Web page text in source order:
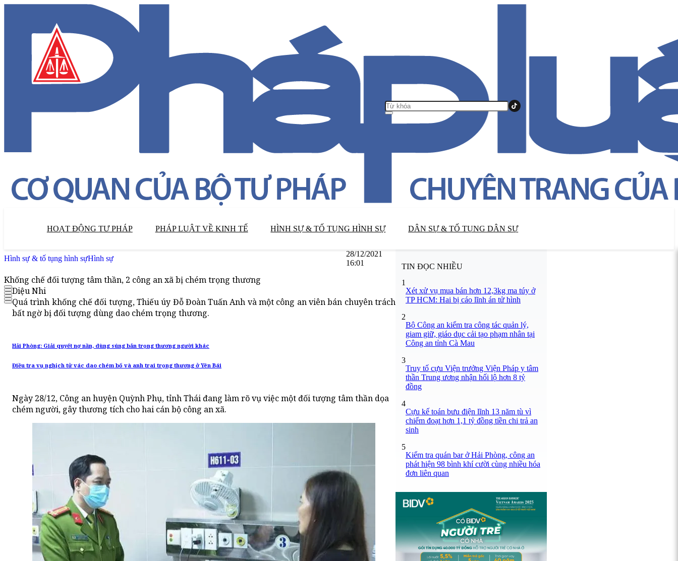
HOẠT ĐỘNG TƯ PHÁP PHÁP LUẬT VỀ KINH TẾ HÌNH SỰ & TỐ TỤNG HÌNH SỰ DÂN SỰ & TỐ TỤNG DÂN SỰ
Hình sự & tố tụng hình sựHình sự
28/12/2021
16:01
Khống chế đối tượng tâm thần, 2 công an xã bị chém trọng thương
Diệu Nhi
Quá trình khống chế đối tượng, Thiếu úy Đỗ Đoàn Tuấn Anh và một công an viên bán chuyên trách
bất ngờ bị đối tượng dùng dao chém trọng thương.
Hải Phòng: Giải quyết nợ nần, dùng súng bắn trọng thương người khác
Điều tra vụ nghịch tử vác dao chém bố và anh trai trọng thương ở Yên Bái
Ngày 28/12, Công an huyện Quỳnh Phụ, tỉnh Thái đang làm rõ vụ việc một đối tượng tâm thần dọa
chém người, gây thương tích cho hai cán bộ công an xã.
TIN ĐỌC NHIỀU
1
Xét xử vụ mua bán hơn 12,3kg ma túy ở
TP HCM: Hai bị cáo lĩnh án tử hình
2
Bộ Công an kiểm tra công tác quản lý,
giam giữ, giáo dục cải tạo phạm nhân tại
Công an tỉnh Cà Mau
3
Truy tố cựu Viện trưởng Viện Pháp y tâm
thần Trung ương nhận hối lộ hơn 8 tỷ
đồng
4
Cựu kế toán bưu điện lĩnh 13 năm tù vì
chiếm đoạt hơn 1,1 tỷ đồng tiền chi trả an
sinh
5
Kiểm tra quán bar ở Hải Phòng, công an
phát hiện 98 bình khí cười cùng nhiều hóa
đơn liên quan